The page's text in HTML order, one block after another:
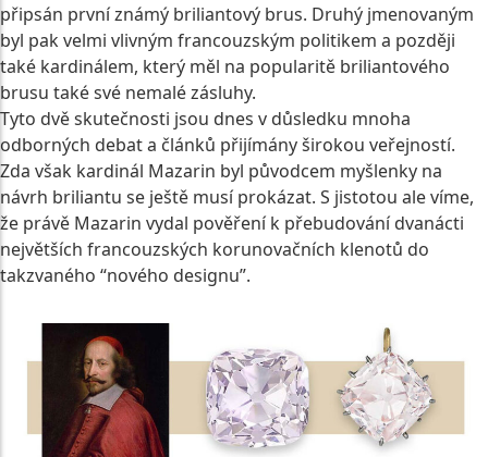
připsán první známý briliantový brus. Druhý jmenovaným
byl pak velmi vlivným francouzským politikem a později
také kardinálem, který měl na popularitě briliantového
brusu také své nemalé zásluhy.
Tyto dvě skutečnosti jsou dnes v důsledku mnoha
odborných debat a článků přijímány širokou veřejností.
Zda však kardinál Mazarin byl původcem myšlenky na
návrh briliantu se ještě musí prokázat. S jistotou ale víme,
že právě Mazarin vydal pověření k přebudování dvanácti
největších francouzských korunovačních klenotů do
takzvaného “nového designu”.